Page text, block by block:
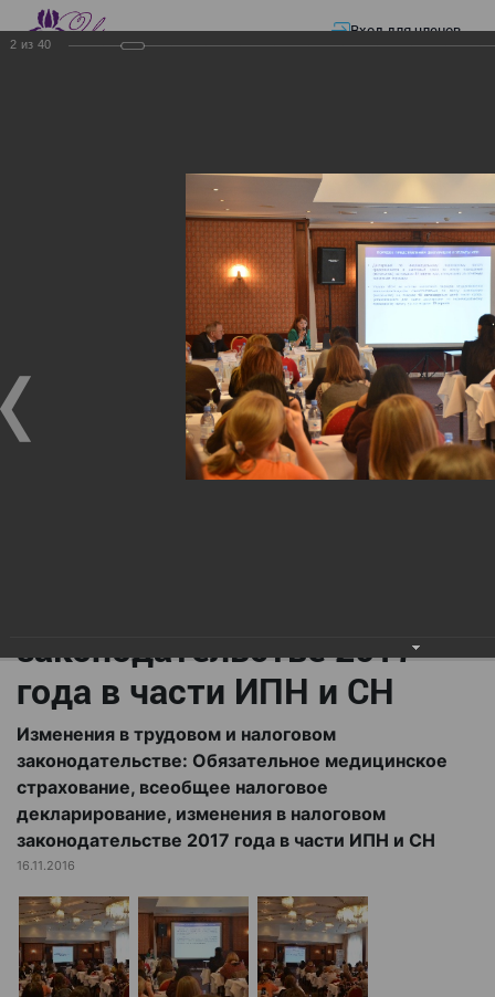
Вход для членов
Презентации
Изменения в трудовом и налоговом
законодательстве: Обязательное медицинское страхование, всеобщее
налоговое декларирование, изменения в налоговом законодательстве
2017 года в части ИПН и СН
Изменения в трудовом и
налоговом
законодательстве:
Обязательное
медицинское страхование,
законодательстве 2017
года в части ИПН и СН
Изменения в трудовом и налоговом
законодательстве: Обязательное медицинское
страхование, всеобщее налоговое
декларирование, изменения в налоговом
законодательстве 2017 года в части ИПН и СН
16.11.2016
2 из 40